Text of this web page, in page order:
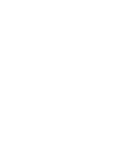
y estudiantes